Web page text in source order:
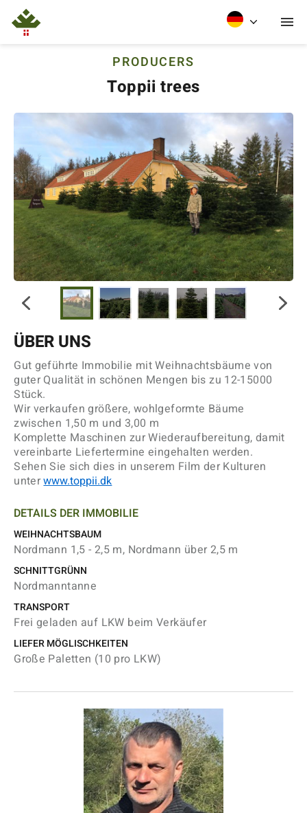
PRODUCERS
Toppii trees
ÜBER UNS
Gut geführte Immobilie mit Weihnachtsbäume von
guter Qualität in schönen Mengen bis zu 12-15000
Stück.
Wir verkaufen größere, wohlgeformte Bäume
zwischen 1,50 m und 3,00 m
Komplette Maschinen zur Wiederaufbereitung, damit
vereinbarte Liefertermine eingehalten werden.
Sehen Sie sich dies in unserem Film der Kulturen
unterwww.toppii.dk
DETAILS DER IMMOBILIE
WEIHNACHTSBAUM
Nordmann 1,5 - 2,5 m, Nordmann über 2,5 m
SCHNITTGRÜNN
Nordmanntanne
TRANSPORT
Frei geladen auf LKW beim Verkäufer
LIEFER MÖGLISCHKEITEN
Große Paletten (10 pro LKW)